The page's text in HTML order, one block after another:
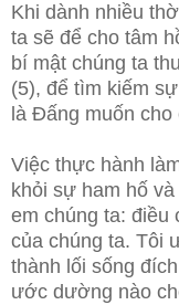
Khi dành nhiều
ta sẽ để cho tâm
bí mật chúng ta
(5), để tìm kiếm
là Đấng muốn
Việc thực hành
khỏi sự ham hố
em chúng ta: điều
của chúng ta. Tôi
thành lối sống
ước dường nào